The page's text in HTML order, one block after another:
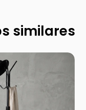
similares